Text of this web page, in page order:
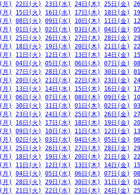
月) 22日(火) 23日(水) 24日(木) 25日(金)
月) 15日(火) 16日(水) 17日(木) 18日(金)
月) 08日(火) 09日(水) 10日(木) 11日(金)
月) 01日(火) 02日(水) 03日(木) 04日(金)
月) 25日(火) 26日(水) 27日(木) 28日(金)
月) 18日(火) 19日(水) 20日(木) 21日(金)
月) 11日(火) 12日(水) 13日(木) 14日(金)
月) 04日(火) 05日(水) 06日(木) 07日(金)
月) 27日(火) 28日(水) 29日(木) 30日(金)
月) 20日(火) 21日(水) 22日(木) 23日(金)
月) 13日(火) 14日(水) 15日(木) 16日(金)
月) 06日(火) 07日(水) 08日(木) 09日(金)
月) 30日(火) 31日(水) 01日(木) 02日(金)
月) 23日(火) 24日(水) 25日(木) 26日(金)
月) 16日(火) 17日(水) 18日(木) 19日(金)
月) 09日(火) 10日(水) 11日(木) 12日(金)
月) 02日(火) 03日(水) 04日(木) 05日(金)
月) 25日(火) 26日(水) 27日(木) 28日(金)
月) 18日(火) 19日(水) 20日(木) 21日(金)
月) 11日(火) 12日(水) 13日(木) 14日(金)
月) 04日(火) 05日(水) 06日(木) 07日(金)
月) 28日(火) 29日(水) 30日(木) 31日(金)
月) 21日(火) 22日(水) 23日(木) 24日(金)